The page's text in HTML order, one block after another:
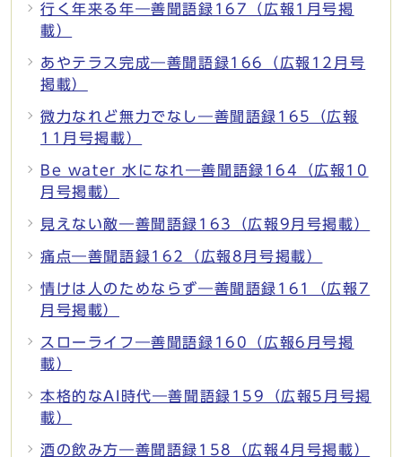
行く年来る年―善聞語録167（広報1月号掲
載）
あやテラス完成―善聞語録166（広報12月号
掲載）
微力なれど無力でなし―善聞語録165（広報
11月号掲載）
Be water 水になれ―善聞語録164（広報10
月号掲載）
見えない敵―善聞語録163（広報9月号掲載）
痛点―善聞語録162（広報8月号掲載）
情けは人のためならず―善聞語録161（広報7
月号掲載）
スローライフ―善聞語録160（広報6月号掲
載）
本格的なAI時代―善聞語録159（広報5月号掲
載）
酒の飲み方―善聞語録158（広報4月号掲載）